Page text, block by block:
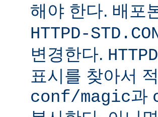
해야 한다. 배포
HTTPD-
변경한다.
표시를 찾아서
conf/magic과